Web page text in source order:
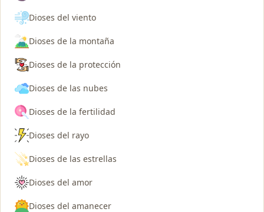
Dioses del viento
Dioses de la montaña
Dioses de la protección
Dioses de las nubes
Dioses de la fertilidad
Dioses del rayo
Dioses de las estrellas
Dioses del amor
Dioses del amanecer